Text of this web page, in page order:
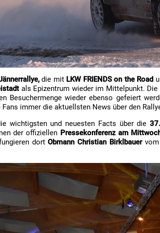
die mit LKW FRIENDS on the Road
als Epizentrum wieder im Mittelpunkt. Die
Besuchermenge wieder ebenso gefeiert
immer die aktuellsten News über den
wichtigsten und neuesten Facts über die
der offiziellen Pressekonferenz am
dortObmann Christian Birklbauervom